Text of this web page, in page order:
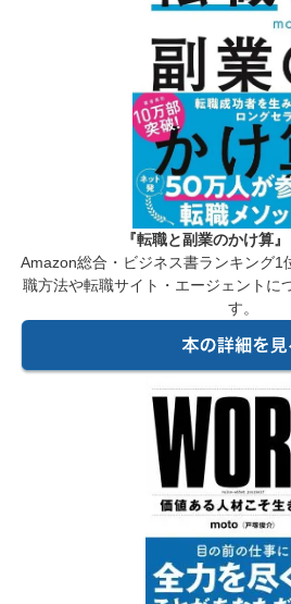
『転職と副業のかけ算』
Amazon総合・ビジネス書ランキング1
職方法や転職サイト・エージェントに
す。